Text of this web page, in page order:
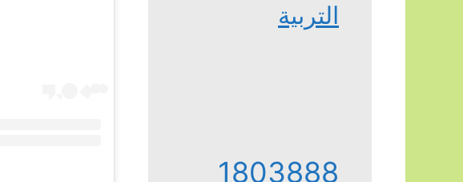
التربية
1803888